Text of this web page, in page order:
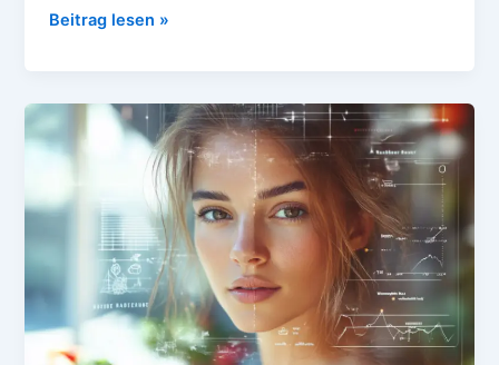
5
strahlende
Haut:
Natürliche
von
teurer
Cremes
Beitrag lesen »